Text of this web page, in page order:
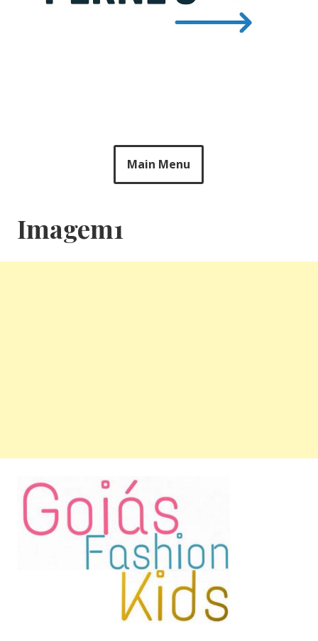
Main Menu
Imagem1